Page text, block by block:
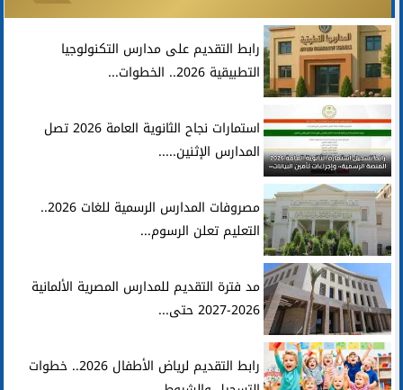
رابط التقديم على مدارس التكنولوجيا
التطبيقية 2026.. الخطوات...
استمارات نجاح الثانوية العامة 2026 تصل
المدارس الإثنين.....
مصروفات المدارس الرسمية للغات 2026..
التعليم تعلن الرسوم...
مد فترة التقديم للمدارس المصرية الألمانية
2026-2027 حتى...
رابط التقديم لرياض الأطفال 2026.. خطوات